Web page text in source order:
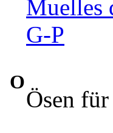
Muelles
G-P
O
Ösen